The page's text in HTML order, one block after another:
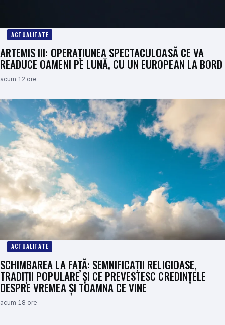
ACTUALITATE
ARTEMIS III: OPERAȚIUNEA SPECTACULOASĂ CE VA
READUCE OAMENI PE LUNĂ, CU UN EUROPEAN LA BORD
acum 12 ore
ACTUALITATE
SCHIMBAREA LA FAȚĂ: SEMNIFICAȚII RELIGIOASE,
TRADIȚII POPULARE ȘI CE PREVESTESC CREDINȚELE
DESPRE VREMEA ȘI TOAMNA CE VINE
acum 18 ore